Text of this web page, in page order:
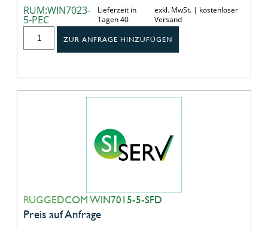
RUM:WIN7023-
5-PEC
Lieferzeit in
Tagen 40
exkl. MwSt. | kostenloser
Versand
ZUR ANFRAGE HINZUFÜGEN
RUGGEDCOM WIN7015-5-SFD
Preis auf Anfrage